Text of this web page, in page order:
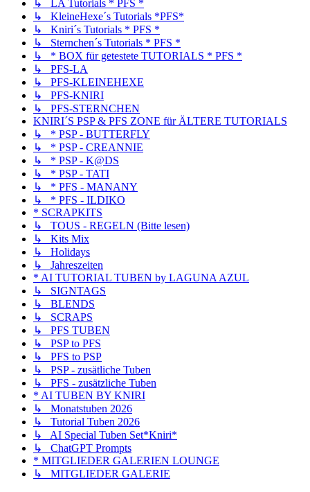
↳ LA Tutorials * PFS *
↳ KleineHexe´s Tutorials *PFS*
↳ Kniri´s Tutorials * PFS *
↳ Sternchen´s Tutorials * PFS *
↳ * BOX für getestete TUTORIALS * PFS *
↳ PFS-LA
↳ PFS-KLEINEHEXE
↳ PFS-KNIRI
↳ PFS-STERNCHEN
KNIRI´S PSP & PFS ZONE für ÄLTERE TUTORIALS
↳ * PSP - BUTTERFLY
↳ * PSP - CREANNIE
↳ * PSP - K@DS
↳ * PSP - TATI
↳ * PFS - MANANY
↳ * PFS - ILDIKO
* SCRAPKITS
↳ TOUS - REGELN (Bitte lesen)
↳ Kits Mix
↳ Holidays
↳ Jahreszeiten
* AI TUTORIAL TUBEN by LAGUNA AZUL
↳ SIGNTAGS
↳ BLENDS
↳ SCRAPS
↳ PFS TUBEN
↳ PSP to PFS
↳ PFS to PSP
↳ PSP - zusätliche Tuben
↳ PFS - zusätzliche Tuben
* AI TUBEN BY KNIRI
↳ Monatstuben 2026
↳ Tutorial Tuben 2026
↳ AI Special Tuben Set*Kniri*
↳ ChatGPT Prompts
* MITGLIEDER GALERIEN LOUNGE
↳ MITGLIEDER GALERIE